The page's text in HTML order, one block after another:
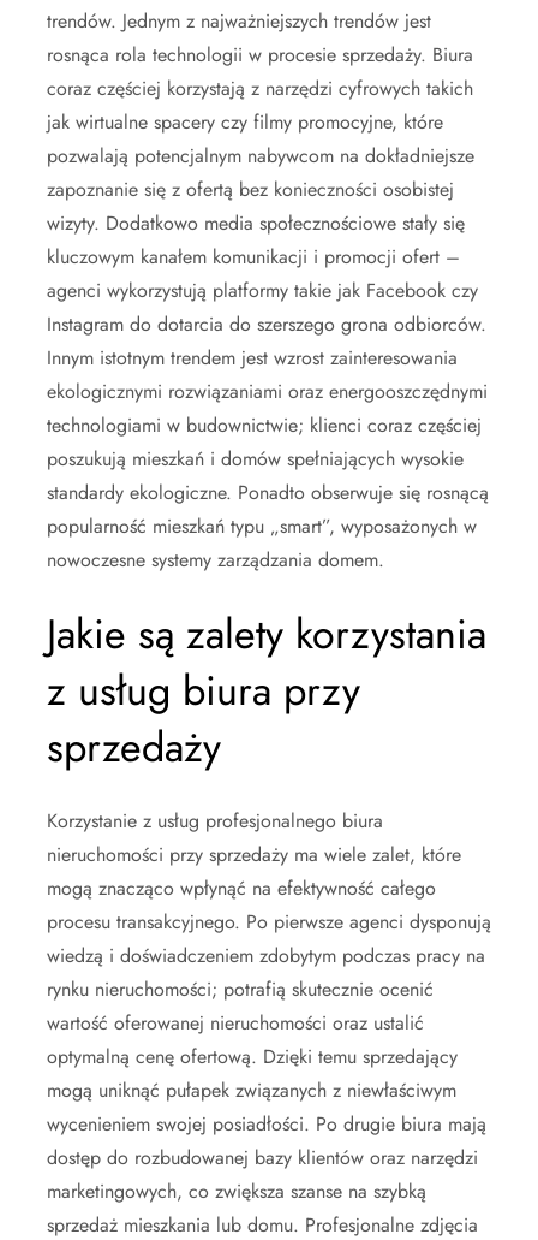
trendów. Jednym z najważniejszych trendów jest
rosnąca rola technologii w procesie sprzedaży. Biura
coraz częściej korzystają z narzędzi cyfrowych takich
jak wirtualne spacery czy filmy promocyjne, które
pozwalają potencjalnym nabywcom na dokładniejsze
zapoznanie się z ofertą bez konieczności osobistej
wizyty. Dodatkowo media społecznościowe stały się
kluczowym kanałem komunikacji i promocji ofert –
agenci wykorzystują platformy takie jak Facebook czy
Instagram do dotarcia do szerszego grona odbiorców.
Innym istotnym trendem jest wzrost zainteresowania
ekologicznymi rozwiązaniami oraz energooszczędnymi
technologiami w budownictwie; klienci coraz częściej
poszukują mieszkań i domów spełniających wysokie
standardy ekologiczne. Ponadto obserwuje się rosnącą
popularność mieszkań typu „smart”, wyposażonych w
nowoczesne systemy zarządzania domem.
Jakie są zalety korzystania
z usług biura przy
sprzedaży
Korzystanie z usług profesjonalnego biura
nieruchomości przy sprzedaży ma wiele zalet, które
mogą znacząco wpłynąć na efektywność całego
procesu transakcyjnego. Po pierwsze agenci dysponują
wiedzą i doświadczeniem zdobytym podczas pracy na
rynku nieruchomości; potrafią skutecznie ocenić
wartość oferowanej nieruchomości oraz ustalić
optymalną cenę ofertową. Dzięki temu sprzedający
mogą uniknąć pułapek związanych z niewłaściwym
wycenieniem swojej posiadłości. Po drugie biura mają
dostęp do rozbudowanej bazy klientów oraz narzędzi
marketingowych, co zwiększa szanse na szybką
sprzedaż mieszkania lub domu. Profesjonalne zdjęcia